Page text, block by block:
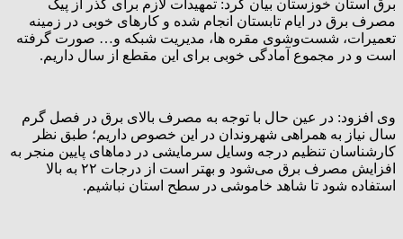
برق استان خوزستان بیان کرد: تمهیدات لازم برای گذر از پیک
مصرف برق در ایام تابستان انجام شده و کارهای خوبی در زمینه
تعمیرات، شست‌وشوی مقره ها، مدیریت شبکه و… صورت گرفته
است و در مجموع آمادگی خوبی برای این مقطع از سال داریم.
وی افزود: در عین حال با توجه به مصرف بالای برق در فصل گرم
سال نیاز به همراهی شهروندان در این خصوص داریم؛ طبق نظر
کارشناسان تنظیم درجه وسایل سرمایشی در دماهای پایین منجر به
افزایش مصرف برق می‌شود و بهتر است از درجات ۲۲ به بالا
استفاده شود تا شاهد خاموشی در سطح استان نباشیم.